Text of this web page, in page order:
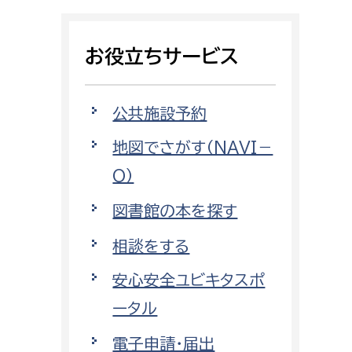
支払いをしたい
働きたい
小田原のことを知りたい
イベント・講座などに参加したい
まちづくりに関わりたい
環境部
環境政策課
ゼロカーボン推進課
環境保護課
お役立ちサービス
公共施設予約
地図でさがす（NAVI－
O）
図書館の本を探す
相談をする
安心安全ユビキタスポ
ータル
電子申請・届出